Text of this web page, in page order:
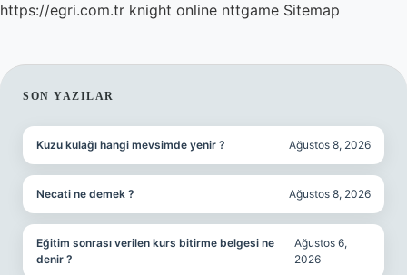
https://egri.com.tr knight online nttgame Sitemap
SIDEBAR
SON YAZILAR
Kuzu kulağı hangi mevsimde yenir ? Ağustos 8, 2026
Necati ne demek ? Ağustos 8, 2026
Eğitim sonrası verilen kurs bitirme belgesi ne
denir ?
Ağustos 6,
2026